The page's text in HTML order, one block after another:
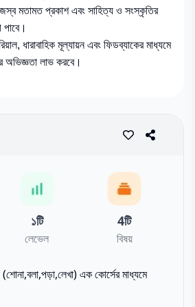
মতামত প্রকাশ এবং সাহিত্য ও সংস্কৃতির
ধারাবাহিক মূল্যায়ন এবং ফিডব্যাকের মাধ্যমে
অভিজ্ঞতা লাভ করবে।
১টি
লেভেল
4টি
বিষয়
(শোনা,বলা,পড়া,লেখা) এক কোর্সের মাধ্যমে